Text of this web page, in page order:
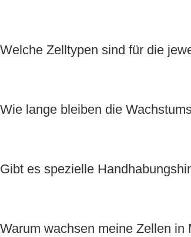
Welche Zelltypen sind für die
Wie lange bleiben die
Gibt es spezielle
Warum wachsen meine Zellen